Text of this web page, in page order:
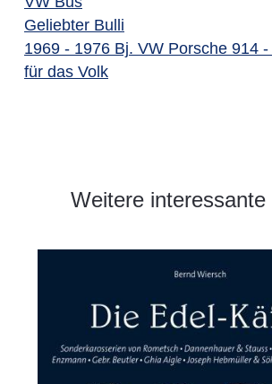
Geliebter Bulli
1969 - 1976 Bj. VW Porsche 914
für das Volk
Weitere interessante